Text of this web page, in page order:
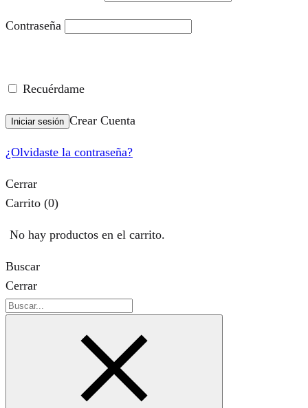
Contraseña
Recuérdame
Iniciar sesión Crear Cuenta
¿Olvidaste la contraseña?
Cerrar
Carrito (0)
No hay productos en el carrito.
Buscar
Cerrar
Buscar